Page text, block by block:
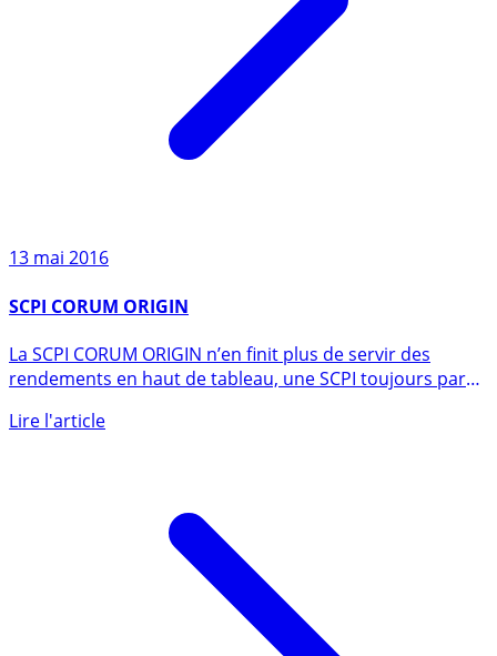
13 mai 2016
SCPI CORUM ORIGIN
rendements en haut de tableau, une SCPI toujours parmi